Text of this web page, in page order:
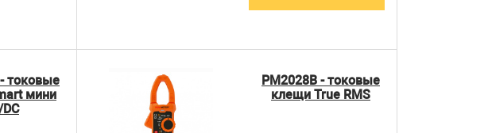
токовые
мини
PM2028B - токовые
клещи True RMS